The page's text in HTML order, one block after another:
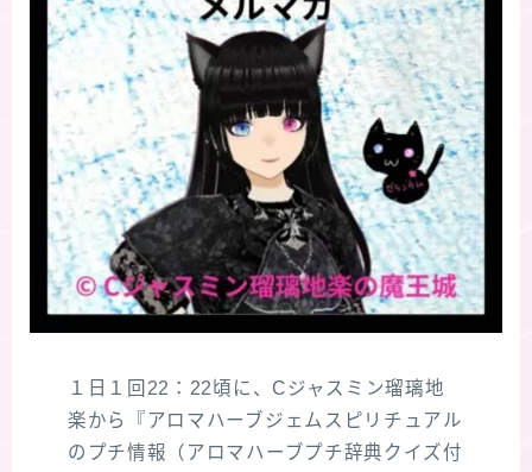
１日１回22：22頃に、Cジャスミン瑠璃地
楽から『アロマハーブジェムスピリチュアル
のプチ情報（アロマハーブプチ辞典クイズ付